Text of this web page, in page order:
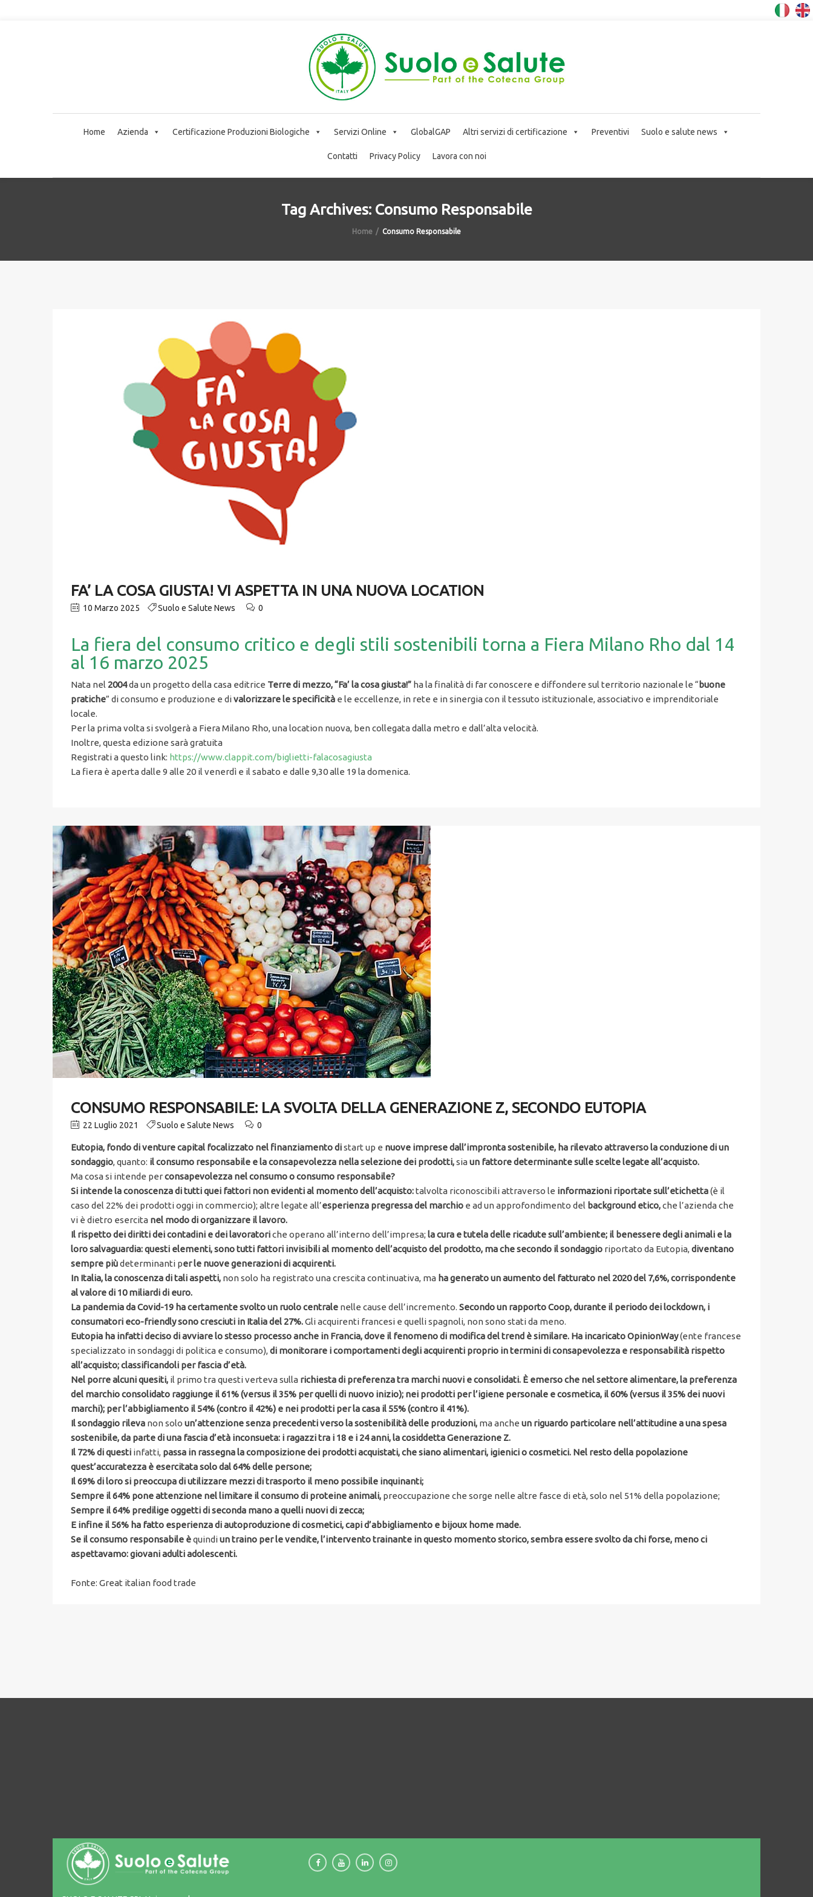
Home Azienda Certificazione Produzioni Biologiche Servizi Online GlobalGAP Altri servizi di certificazione Preventivi Suolo e salute news
Contatti Privacy Policy Lavora con noi
Tag Archives: Consumo Responsabile
Home Consumo Responsabile
FA’ LA COSA GIUSTA! VI ASPETTA IN UNA NUOVA LOCATION
10 Marzo 2025 Suolo e Salute News 0
La fiera del consumo critico e degli stili sostenibili torna a Fiera Milano Rho dal 14
al 16 marzo 2025
Nata nel 2004da un progetto della casa editrice Terre di mezzo, “Fa’ la cosa giusta!” ha la finalità di far conoscere e diffondere sul territorio nazionale le “buone
pratiche” di consumo e produzione e divalorizzare le specificità e le eccellenze, in rete e in sinergia con il tessuto istituzionale, associativo e imprenditoriale
locale.
Per la prima volta si svolgerà a Fiera Milano Rho, una location nuova, ben collegata dalla metro e dall’alta velocità.
Inoltre, questa edizione sarà gratuita
Registrati a questo link: https://www.clappit.com/biglietti-falacosagiusta
La fiera è aperta dalle 9 alle 20 il venerdì e il sabato e dalle 9,30 alle 19 la domenica.
CONSUMO RESPONSABILE: LA SVOLTA DELLA GENERAZIONE Z, SECONDO EUTOPIA
22 Luglio 2021 Suolo e Salute News 0
Eutopia, fondo di venture capital focalizzato nel finanziamento distart up e nuove imprese dall’impronta sostenibile, ha rilevato attraverso la conduzione di un
sondaggio, quanto: il consumo responsabile e la consapevolezza nella selezione dei prodotti,siaun fattore determinante sulle scelte legate all’acquisto.
Ma cosa si intende perconsapevolezza nel consumo o consumo responsabile?
Si intende la conoscenza di tutti quei fattori non evidenti al momento dell’acquisto:talvolta riconoscibili attraverso le informazioni riportate sull’etichetta(è il
caso del 22% dei prodotti oggi in commercio); altre legate all’esperienza pregressa del marchio e ad un approfondimento del background etico,che l’azienda che
vi è dietro esercita nel modo di organizzare il lavoro.
Il rispetto dei diritti dei contadini e dei lavoratoriche operano all’interno dell’impresa; la cura e tutela delle ricadute sull’ambiente; il benessere degli animali e la
loro salvaguardia: questi elementi, sono tutti fattori invisibili al momento dell’acquisto del prodotto, ma che secondo il sondaggio riportato da Eutopia,diventano
sempre piùdeterminanti per le nuove generazioni di acquirenti.
In Italia, la conoscenza di tali aspetti, non solo ha registrato una crescita continuativa, ma ha generato un aumento del fatturato nel 2020 del 7,6%, corrispondente
al valore di 10 miliardi di euro.
La pandemia da Covid-19 ha certamente svolto un ruolo centrale nelle cause dell’incremento. Secondo un rapporto Coop, durante il periodo dei lockdown, i
consumatori eco-friendly sono cresciuti in Italia del 27%.Gli acquirenti francesi e quelli spagnoli, non sono stati da meno.
Eutopia ha infatti deciso di avviare lo stesso processo anche in Francia, dove il fenomeno di modifica del trend è similare. Ha incaricato OpinionWay(ente francese
specializzato in sondaggi di politica e consumo),di monitorare i comportamenti degli acquirenti proprio in termini di consapevolezza e responsabilità rispetto
all’acquisto; classificandoli per fascia d’età.
Nel porre alcuni quesiti, il primo tra questi verteva sulla richiesta di preferenza tra marchi nuovi e consolidati. È emerso che nel settore alimentare, la preferenza
del marchio consolidato raggiunge il 61% (versus il 35% per quelli di nuovo inizio); nei prodotti per l’igiene personale e cosmetica, il 60% (versus il 35% dei nuovi
marchi); per l’abbigliamento il 54% (contro il 42%) e nei prodotti per la casa il 55% (contro il 41%).
Il sondaggio rileva non solo un’attenzione senza precedenti verso la sostenibilità delle produzioni, ma anche un riguardo particolare nell’attitudine a una spesa
sostenibile, da parte di una fascia d’età inconsueta: i ragazzi tra i 18 e i 24 anni, la cosiddetta Generazione Z.
Il 72% di questi infatti, passa in rassegna la composizione dei prodotti acquistati, che siano alimentari, igienici o cosmetici. Nel resto della popolazione
quest’accuratezza è esercitata solo dal 64% delle persone;
Il 69% di loro si preoccupa di utilizzare mezzi di trasporto il meno possibile inquinanti;
Sempre il 64% pone attenzione nel limitare il consumo di proteine animali, preoccupazione che sorge nelle altre fasce di età, solo nel 51% della popolazione;
Sempre il 64% predilige oggetti di seconda mano a quelli nuovi di zecca;
E infine il 56% ha fatto esperienza di autoproduzione di cosmetici, capi d’abbigliamento e bijoux home made.
Se il consumo responsabile èquindiun traino per le vendite, l’intervento trainante in questo momento storico, sembra essere svolto da chi forse, meno ci
aspettavamo: giovani adulti adolescenti.
Fonte: Great italian food trade